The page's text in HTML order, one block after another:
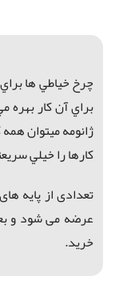
چرخ خياطي ها
براي آن كار بهره
ژانومه ميتوانهمه
كارها را خيلي
تعدادی ازپایه
عرضه می شود و
خرید.